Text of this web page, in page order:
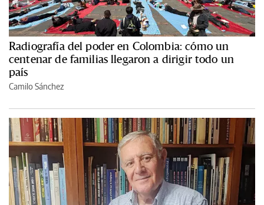
Radiografía del poder en Colombia: cómo un
centenar de familias llegaron a dirigir todo un
país
Camilo Sánchez